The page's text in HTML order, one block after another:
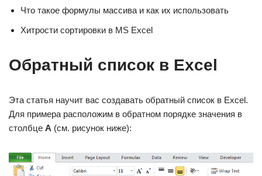
Что такое формулы массива и как их использовать
Хитрости сортировки в MS Excel
Обратный список в Excel
Эта статья научит вас создавать обратный список в Excel.
Для примера расположим в обратном порядке значения в
столбце А (см. рисунок ниже):